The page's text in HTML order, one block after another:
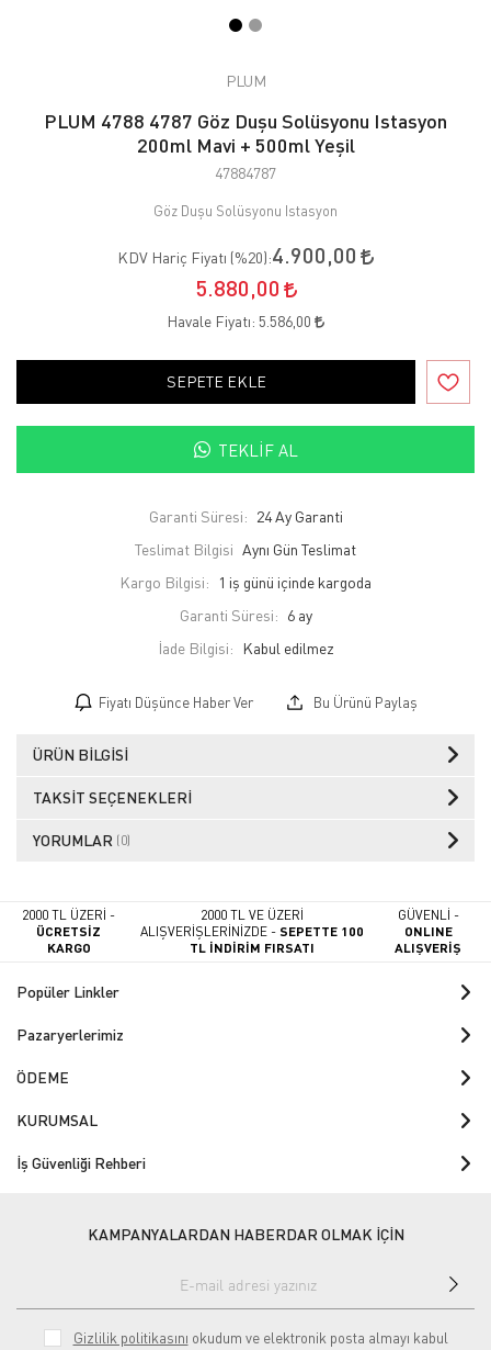
PLUM
PLUM 4788 4787 Göz Duşu Solüsyonu Istasyon
200ml Mavi + 500ml Yeşil
47884787
Göz Duşu Solüsyonu Istasyon
KDV Hariç Fiyatı (%20):4.900,00
5.880,00
Havale Fiyatı: 5.586,00
SEPETE EKLE
TEKLIF AL
Garanti Süresi: 24 Ay Garanti
Teslimat Bilgisi Aynı Gün Teslimat
Kargo Bilgisi:
1 iş günü içinde kargoda
Garanti Süresi: 6 ay
İade Bilgisi:
Fiyatı Düşünce Haber Ver Bu Ürünü Paylaş
ÜRÜN BILGISI
TAKSIT SEÇENEKLERI
YORUMLAR (0)
2000 TL ÜZERİ -
ÜCRETSİZ
KARGO
2000 TL VE ÜZERİ
ALIŞVERİŞLERİNİZDE -SEPETTE 100
TL İNDİRİM FIRSATI
GÜVENLİ -
ONLINE
ALIŞVERİŞ
Popüler Linkler
Pazaryerlerimiz
ÖDEME
KURUMSAL
İş Güvenliği Rehberi
KAMPANYALARDAN HABERDAR OLMAK İÇİN
Gizlilik politikasını okudum ve elektronik posta almayı kabul